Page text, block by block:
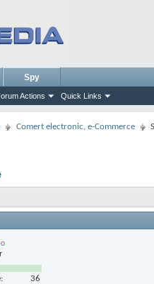
Actions Quick Links
Spy
Comert electronic, e-Commerce
36